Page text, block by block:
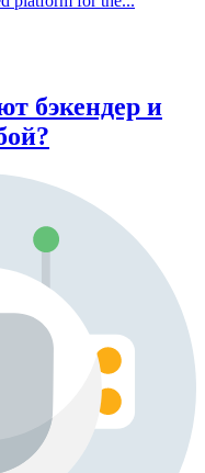
бэкендер и